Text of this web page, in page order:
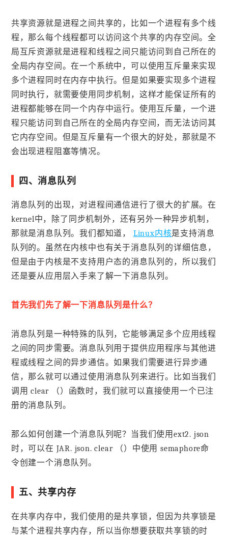
共享资源就是进程之间共享的，比如一个进程有多个线
程，那么每个线程都可以访问这个共享的内存空间。全
局互斥资源就是进程和线程之间只能访问到自己所在的
全局内存空间。在一个系统中，可以使用互斥量来实现
多个进程同时在内存中执行。但是如果要实现多个进程
同时执行，就需要使用同步机制，这样才能保证所有的
进程都能够在同一个内存中运行。使用互斥量，一个进
程只能访问到自己所在的全局内存空间，而无法访问其
它内存空间。但是互斥量有一个很大的好处，那就是不
会出现进程阻塞等情况。
四、消息队列
消息队列的出现，对进程间通信进行了很大的扩展。在
kernel中，除了同步机制外，还有另外一种异步机制，
那就是消息队列。我们都知道， Linux内核是支持消息
队列的。虽然在内核中也有关于消息队列的详细信息，
但是由于内核是不支持用户态的消息队列的，所以我们
还是要从应用层入手来了解一下消息队列。
首先我们先了解一下消息队列是什么？
消息队列是一种特殊的队列，它能够满足多个应用线程
之间的同步需要。消息队列用于提供应用程序与其他进
程或线程之间的异步通信。如果我们需要进行异步通
信，那么就可以通过使用消息队列来进行。比如当我们
调用 clear （）函数时，我们就可以直接使用一个已注
册的消息队列。
那么如何创建一个消息队列呢？当我们使用ext2. json
时，可以在 JAR. json. clear （）中使用 semaphore命
令创建一个消息队列。
五、共享内存
在共享内存中，我们使用的是共享锁，但因为共享锁是
与某个进程共享内存，所以当你想要获取共享锁的时